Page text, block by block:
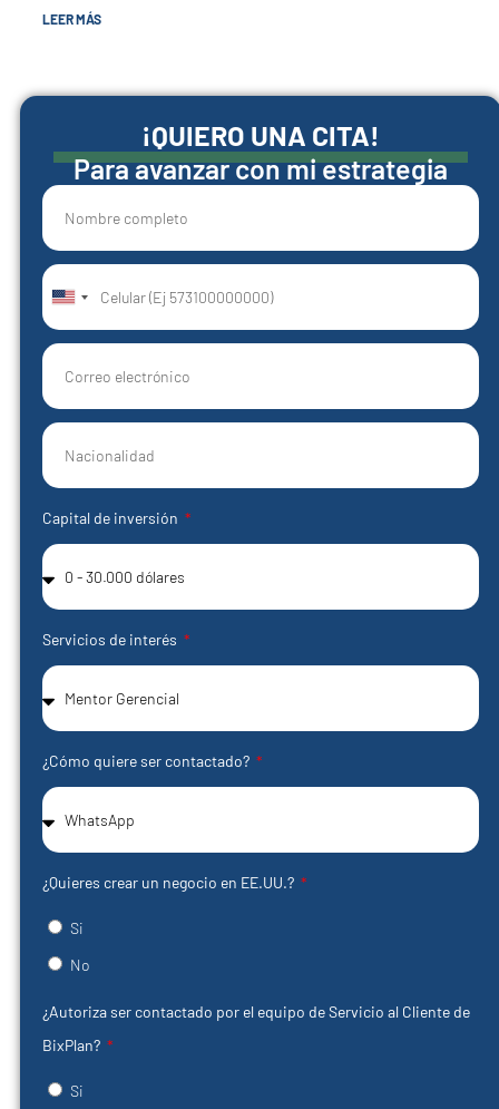
LEER MÁS
¡QUIERO UNA CITA!
Para avanzar con mi estrategia
United
States
+1
Capital de inversión
Servicios de interés
¿Cómo quiere ser contactado?
¿Quieres crear un negocio en EE.UU.?
Si
No
¿Autoriza ser contactado por el equipo de Servicio al Cliente de
BixPlan?
Si